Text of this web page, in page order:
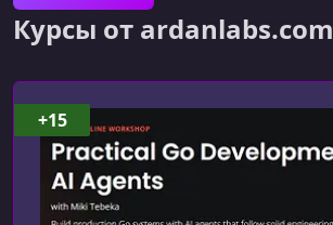
Курсы от ardanlabs.com
+15